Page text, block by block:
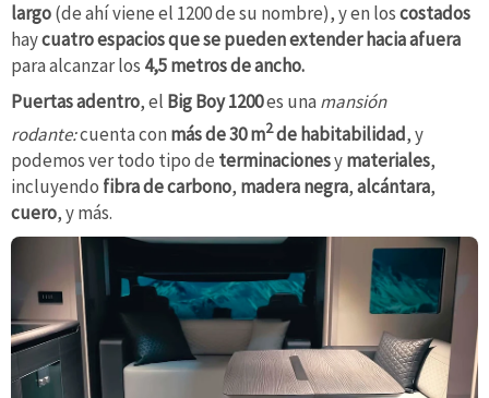
largo(de ahí viene el 1200 de su nombre), y en loscostados
haycuatro espacios que se pueden extender hacia afuera
para alcanzar los 4,5 metros de ancho.
Puertas adentro, el Big Boy 1200es una mansión
rodante:cuenta con más de 30 m2de habitabilidad, y
podemos ver todo tipo de terminacionesymateriales,
incluyendo fibra de carbono, madera negra,alcántara,
cuero, y más.